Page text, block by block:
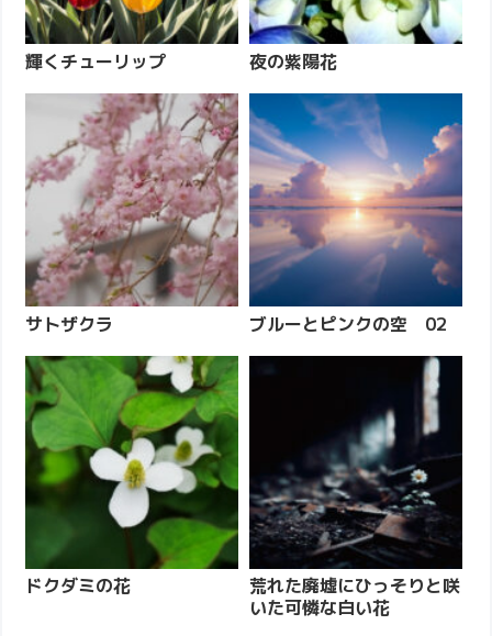
輝くチューリップ 夜の紫陽花
サトザクラ ブルーとピンクの空 02
ドクダミの花
荒れた廃墟にひっそりと咲
いた可憐な白い花